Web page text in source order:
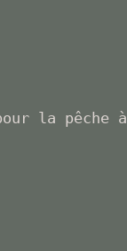
la pêche à